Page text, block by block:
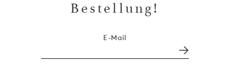
Bestellung!
E-Mail